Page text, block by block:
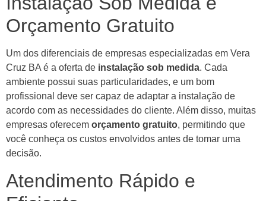
Orçamento Gratuito
Um dos diferenciais de empresas especializadas em Vera
Cruz BA é a oferta de instalação sob medida. Cada
ambiente possui suas particularidades, e um bom
profissional deve ser capaz de adaptar a instalação de
acordo com as necessidades do cliente. Além disso, muitas
empresas oferecem orçamento gratuito, permitindo que
você conheça os custos envolvidos antes de tomar uma
decisão.
Atendimento Rápido e